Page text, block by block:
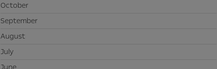
October
September
August
July